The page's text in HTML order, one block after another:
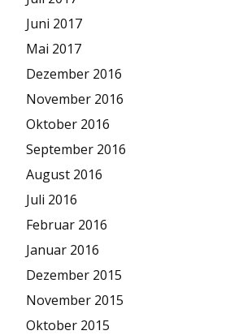
Juni 2017
Mai 2017
Dezember 2016
November 2016
Oktober 2016
September 2016
August 2016
Juli 2016
Februar 2016
Januar 2016
Dezember 2015
November 2015
Oktober 2015